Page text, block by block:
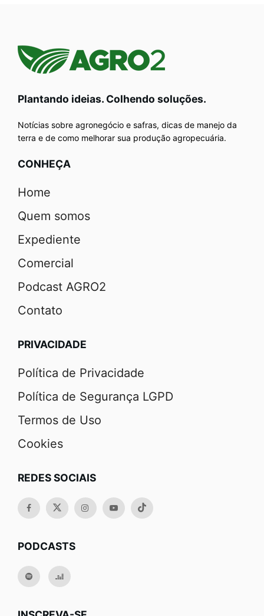
Plantando ideias. Colhendo soluções.
Notícias sobre agronegócio e safras, dicas de manejo da
terra e de como melhorar sua produção agropecuária.
CONHEÇA
Home
Quem somos
Expediente
Comercial
Podcast AGRO2
Contato
PRIVACIDADE
Política de Privacidade
Política de Segurança LGPD
Termos de Uso
Cookies
REDES SOCIAIS
PODCASTS